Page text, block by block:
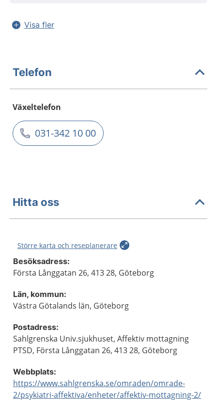
Visa fler
Telefon
Växeltelefon
031-342 10 00
Hitta oss
Större karta och reseplanerare
Besöksadress:
Första Långgatan 26, 413 28, Göteborg
Län, kommun:
Västra Götalands län, Göteborg
Postadress:
Sahlgrenska Univ.sjukhuset, Affektiv mottagning
PTSD, Första Långgatan 26, 413 28, Göteborg
Webbplats:
https://www.sahlgrenska.se/omraden/omrade-
2/psykiatri-affektiva/enheter/affektiv-mottagning-2/